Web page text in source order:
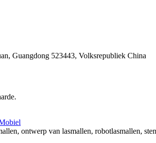
Guangdong 523443, Volksrepubliek China
ontwerp van lasmallen, robotlasmallen,